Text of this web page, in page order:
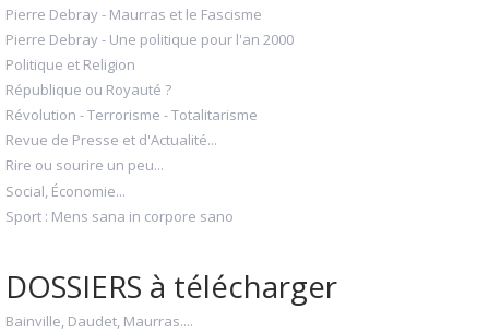
Pierre Debray - Maurras et le Fascisme
Pierre Debray - Une politique pour l'an 2000
Politique et Religion
République ou Royauté ?
Révolution - Terrorisme - Totalitarisme
Revue de Presse et d'Actualité...
Rire ou sourire un peu...
Social, Économie...
Sport : Mens sana in corpore sano
DOSSIERS à télécharger
Bainville, Daudet, Maurras....